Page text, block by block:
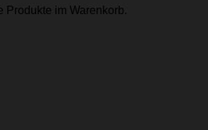
Produkte im Warenkorb.